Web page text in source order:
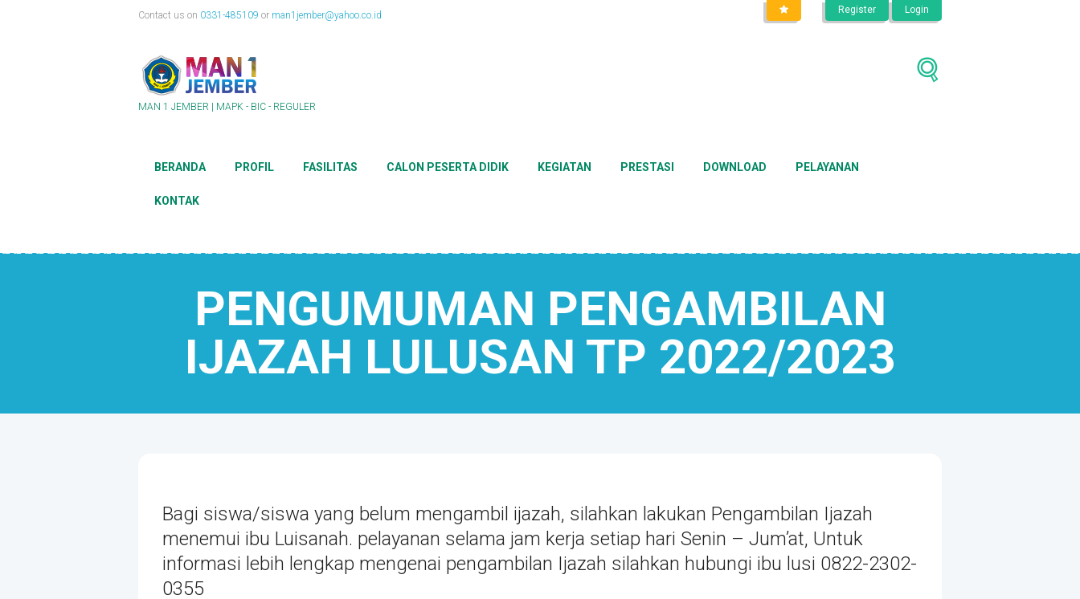
Register Login
Contact us on 0331-485109 or man1jember@yahoo.co.id
MAN 1 JEMBER | MAPK - BIC - REGULER
BERANDA PROFIL FASILITAS CALON PESERTA DIDIK KEGIATAN PRESTASI DOWNLOAD PELAYANAN
KONTAK
PENGUMUMAN PENGAMBILAN
IJAZAH LULUSAN TP 2022/2023
Bagi siswa/siswa yang belum mengambil ijazah, silahkan lakukan Pengambilan Ijazah
menemui ibu Luisanah. pelayanan selama jam kerja setiap hari Senin – Jum’at, Untuk
informasi lebih lengkap mengenai pengambilan Ijazah silahkan hubungi ibu lusi 0822-2302-
0355